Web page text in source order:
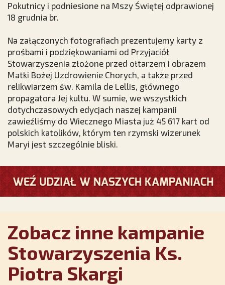
Pokutnicy i podniesione na Mszy Świętej odprawionej
18 grudnia br.
Na załączonych fotografiach prezentujemy karty z
prośbami i podziękowaniami od Przyjaciół
Stowarzyszenia złożone przed ołtarzem i obrazem
Matki Bożej Uzdrowienie Chorych, a także przed
relikwiarzem św. Kamila de Lellis, głównego
propagatora Jej kultu. W sumie, we wszystkich
dotychczasowych edycjach naszej kampanii
zawieźliśmy do Wiecznego Miasta już 45 617 kart od
polskich katolików, którym ten rzymski wizerunek
Maryi jest szczególnie bliski.
Zobacz inne kampanie
Stowarzyszenia Ks.
Piotra Skargi